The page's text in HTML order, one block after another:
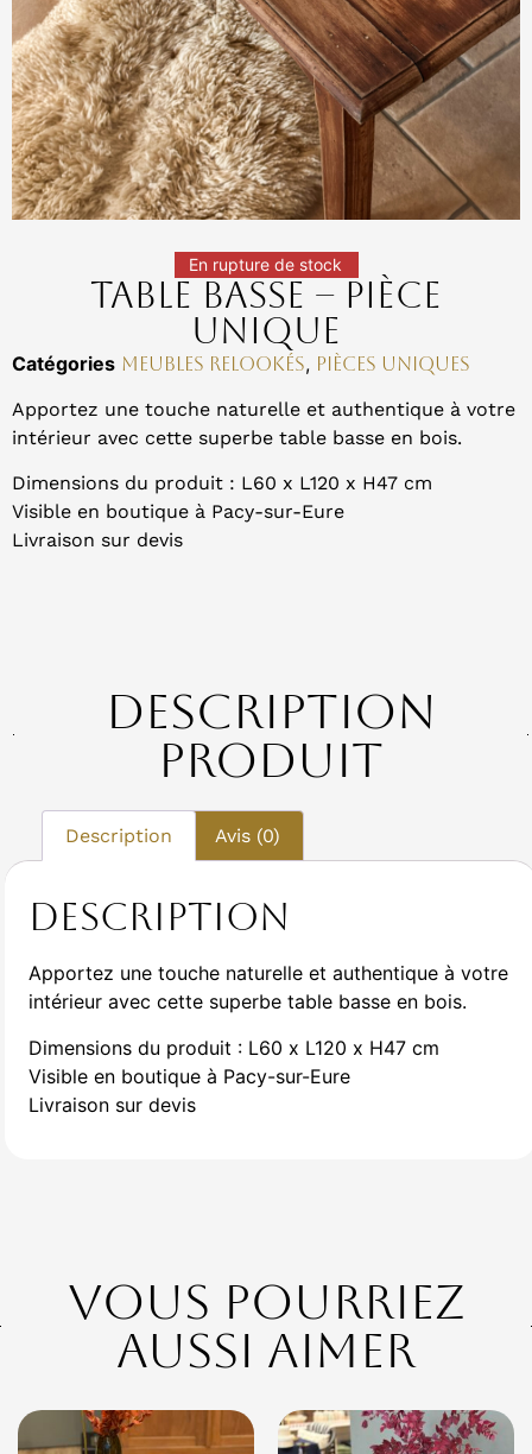
En rupture de stock
Table basse – Pièce
Unique
Catégories Meubles relookés, Pièces uniques
Apportez une touche naturelle et authentique à votre
intérieur avec cette superbe table basse en bois.
Dimensions du produit : L60 x L120 x H47 cm
Visible en boutique à Pacy-sur-Eure
Livraison sur devis
Description
Produit
Description Avis (0)
Description
Apportez une touche naturelle et authentique à votre
intérieur avec cette superbe table basse en bois.
Dimensions du produit : L60 x L120 x H47 cm
Visible en boutique à Pacy-sur-Eure
Livraison sur devis
Vous pourriez
aussi aimer